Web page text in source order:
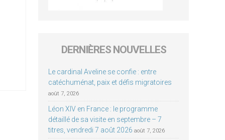
DERNIÈRES NOUVELLES
Le cardinal Aveline se confie : entre
catéchuménat, paix et défis migratoires
août 7, 2026
Léon XIV en France : le programme
détaillé de sa visite en septembre – 7
titres, vendredi 7 août 2026 août 7, 2026